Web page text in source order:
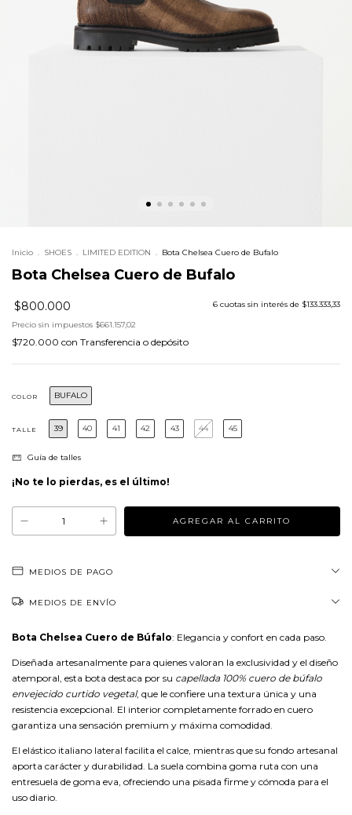
Inicio . SHOES . LIMITED EDITION . Bota Chelsea Cuero de Bufalo
Bota Chelsea Cuero de Bufalo
$800.000 6 cuotas sin interés de $133.333,33
Precio sin impuestos $661.157,02
$720.000 con Transferencia o depósito
COLOR BUFALO
TALLE 39 40 41 42 43 44 45
Guía de talles
¡No te lo pierdas, es el último!
MEDIOS DE PAGO
MEDIOS DE ENVÍO
Bota Chelsea Cuero de Búfalo: Elegancia y confort en cada paso.
Diseñada artesanalmente para quienes valoran la exclusividad y el diseño
atemporal, esta bota destaca por su capellada 100% cuero de búfalo
envejecido curtido vegetal, que le confiere una textura única y una
resistencia excepcional. El interior completamente forrado en cuero
garantiza una sensación premium y máxima comodidad.
El elástico italiano lateral facilita el calce, mientras que su fondo artesanal
aporta carácter y durabilidad. La suela combina goma ruta con una
entresuela de goma eva, ofreciendo una pisada firme y cómoda para el
uso diario.